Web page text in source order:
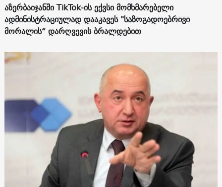
აზერბაიჯანში TikTok-ის ექვსი მომხმარებელი
ადმინისტრაციულად დააკავეს "საზოგადოებრივი
მორალის“ დარღვევის ბრალდებით